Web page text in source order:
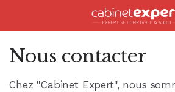
Accueil
Nous contacter
Chez "Cabinet Expert", nous